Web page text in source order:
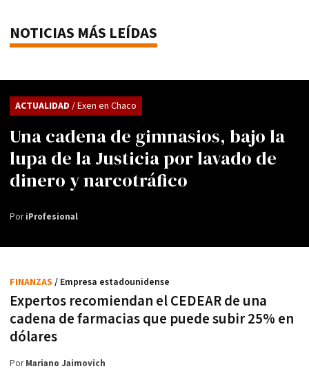
NOTICIAS MÁS LEÍDAS
Una cadena de gimnasios, bajo la
lupa de la Justicia por lavado de
dinero y narcotráfico
ACTUALIDAD / Exen en Chaco
PoriProfesional
Expertos recomiendan el CEDEAR de una
cadena de farmacias que puede subir 25% en
dólares
FINANZAS / Empresa estadounidense
PorMariano Jaimovich